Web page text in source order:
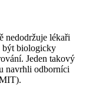
nedodržuje lékaři
být biologicky
Jeden takový
navrhli odborníci